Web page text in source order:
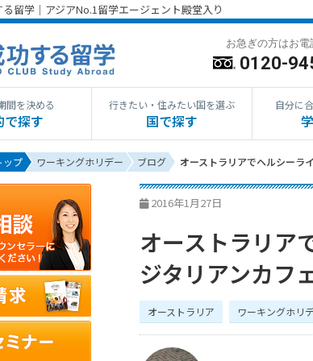
留学｜アジアNo.1留学エージェント殿堂入り
お急ぎの方はお電
0120-
間を決める
で探す
行きたい・住みたい国を選ぶ
国で探す
自分に
ップ ワーキングホリデー ブログ オーストラリアでヘルシーラ
2016年1月27日
オーストラリア
ジタリアンカフ
オーストラリア ワーキングホリ